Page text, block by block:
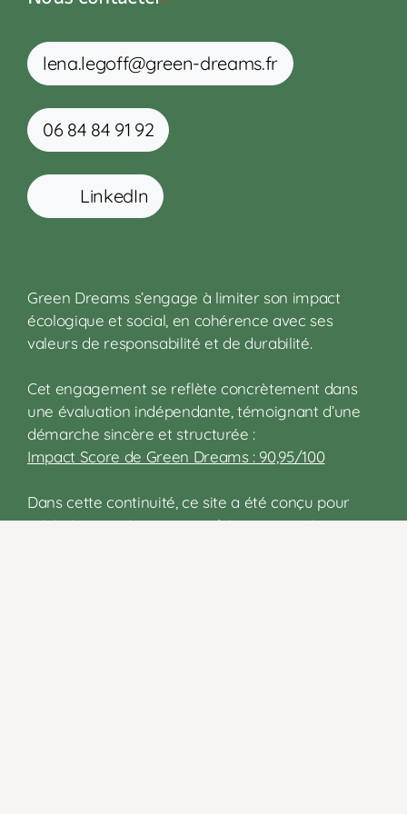
lena.legoff@green-dreams.fr
06 84 84 91 92
LinkedIn
Green Dreams s’engage à limiter son impact
écologique et social, en cohérence avec ses
valeurs de responsabilité et de durabilité.
Cet engagement se reflète concrètement dans
une évaluation indépendante, témoignant d’une
démarche sincère et structurée :
Impact Score de Green Dreams : 90,95/100
Dans cette continuité, ce site a été conçu pour
minimiser son impact numérique, garantir